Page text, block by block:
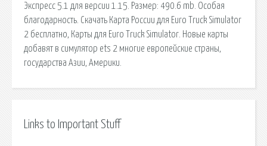
Экспресс 5.1 для версии 1.15. Размер: 490.6 mb. Особая
благодарность. Скачать Карта России для Euro Truck Simulator
2 бесплатно, Карты для Euro Truck Simulator. Новые карты
добавят в симулятор ets 2 многие европейские страны,
государства Азии, Америки.
Links to Important Stuff